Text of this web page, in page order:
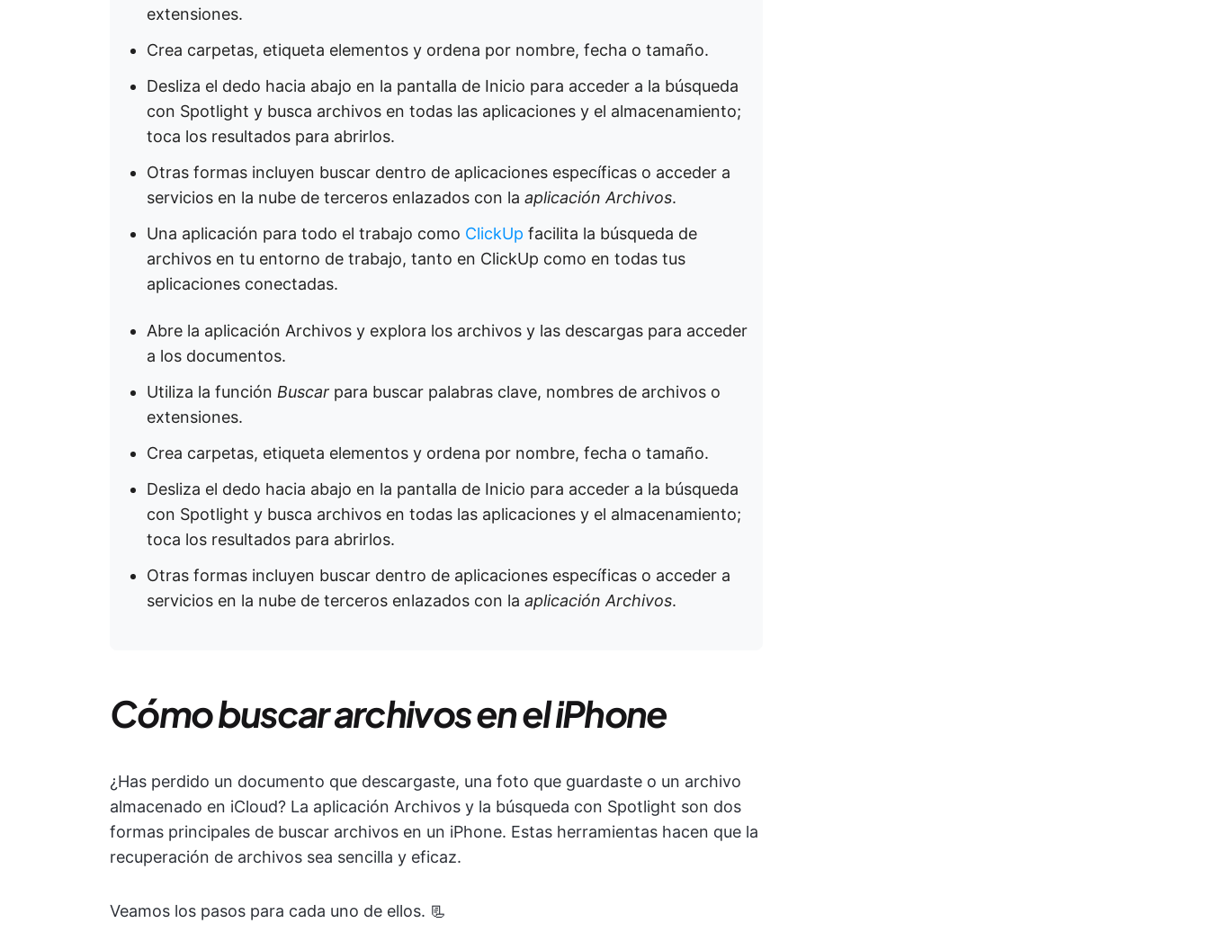
extensiones.
Crea carpetas, etiqueta elementos y ordena por nombre, fecha o tamaño.
Desliza el dedo hacia abajo en la pantalla de Inicio para acceder a la búsqueda
con Spotlight y busca archivos en todas las aplicaciones y el almacenamiento;
toca los resultados para abrirlos.
Otras formas incluyen buscar dentro de aplicaciones específicas o acceder a
servicios en la nube de terceros enlazados con la aplicación Archivos.
Una aplicación para todo el trabajo como ClickUp facilita la búsqueda de
archivos en tu entorno de trabajo, tanto en ClickUp como en todas tus
aplicaciones conectadas.
Abre la aplicación Archivos y explora los archivos y las descargas para acceder
a los documentos.
Utiliza la función Buscar para buscar palabras clave, nombres de archivos o
extensiones.
Crea carpetas, etiqueta elementos y ordena por nombre, fecha o tamaño.
Desliza el dedo hacia abajo en la pantalla de Inicio para acceder a la búsqueda
con Spotlight y busca archivos en todas las aplicaciones y el almacenamiento;
toca los resultados para abrirlos.
Otras formas incluyen buscar dentro de aplicaciones específicas o acceder a
servicios en la nube de terceros enlazados con la aplicación Archivos.
Cómo buscar archivos en el iPhone
¿Has perdido un documento que descargaste, una foto que guardaste o un archivo
almacenado en iCloud? La aplicación Archivos y la búsqueda con Spotlight son dos
formas principales de buscar archivos en un iPhone. Estas herramientas hacen que la
recuperación de archivos sea sencilla y eficaz.
Veamos los pasos para cada uno de ellos. 📃